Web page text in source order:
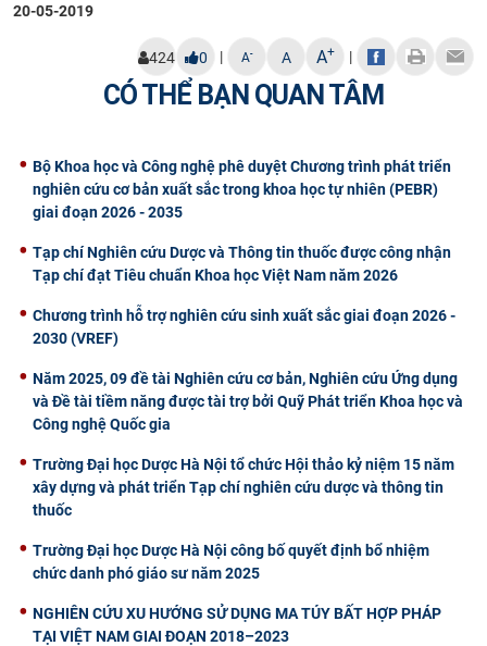
20-05-2019
424 0 | A- A A+ |
CÓ THỂ BẠN QUAN TÂM
Bộ Khoa học và Công nghệ phê duyệt Chương trình phát triển
nghiên cứu cơ bản xuất sắc trong khoa học tự nhiên (PEBR)
giai đoạn 2026 - 2035
Tạp chí Nghiên cứu Dược và Thông tin thuốc được công nhận
Tạp chí đạt Tiêu chuẩn Khoa học Việt Nam năm 2026
Chương trình hỗ trợ nghiên cứu sinh xuất sắc giai đoạn 2026 -
2030 (VREF)
Năm 2025, 09 đề tài Nghiên cứu cơ bản, Nghiên cứu Ứng dụng
và Đề tài tiềm năng được tài trợ bởi Quỹ Phát triển Khoa học và
Công nghệ Quốc gia
Trường Đại học Dược Hà Nội tổ chức Hội thảo kỷ niệm 15 năm
xây dựng và phát triển Tạp chí nghiên cứu dược và thông tin
thuốc
Trường Đại học Dược Hà Nội công bố quyết định bổ nhiệm
chức danh phó giáo sư năm 2025
NGHIÊN CỨU XU HƯỚNG SỬ DỤNG MA TÚY BẤT HỢP PHÁP
TẠI VIỆT NAM GIAI ĐOẠN 2018–2023